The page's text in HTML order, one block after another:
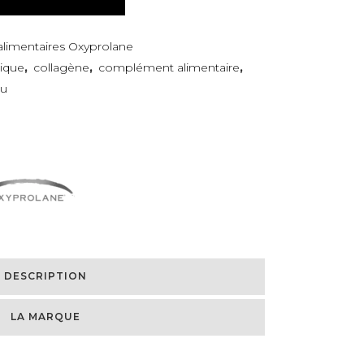
Oxyprolane
, collagène, complément alimentaire,
DESCRIPTION
LA MARQUE